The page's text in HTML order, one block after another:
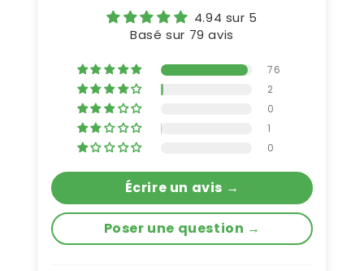
4.94 sur 5
Basé sur 79 avis
76
2
0
1
0
Écrire un avis →
Poser une question →